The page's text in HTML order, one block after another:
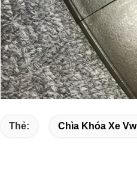
Thẻ: Chìa Khóa Xe Vw